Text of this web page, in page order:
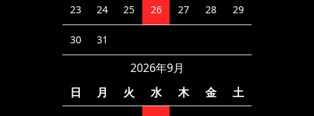
23 24 25 26 27 28 29
30 31
2026年9月
日
月 火 水 木 金 土